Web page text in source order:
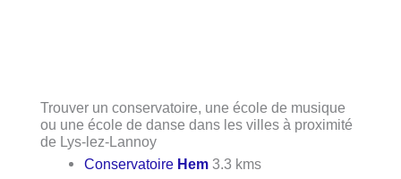
Trouver un conservatoire, une école de musique
ou une école de danse dans les villes à proximité
de Lys-lez-Lannoy
Conservatoire Hem 3.3 kms